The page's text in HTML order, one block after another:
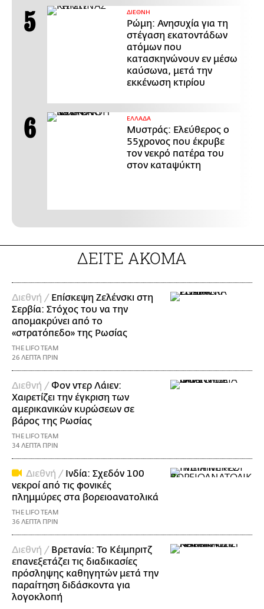
ΔΙΕΘΝΗ
Ρώμη: Ανησυχία για τη
στέγαση εκατοντάδων
ατόμων που
κατασκηνώνουν εν μέσω
καύσωνα, μετά την
εκκένωση κτιρίου
ΕΛΛΑΔΑ
Μυστράς: Ελεύθερος ο
55χρονος που έκρυβε
τον νεκρό πατέρα του
στον καταψύκτη
ΔΕΙΤΕ ΑΚΟΜΑ
Διεθνή / Επίσκεψη Ζελένσκι στη
Σερβία: Στόχος του να την
απομακρύνει από το
«στρατόπεδο» της Ρωσίας
THE LIFO TEAM
26 ΛΕΠΤΑ ΠΡΙΝ
Διεθνή /Φον ντερ Λάιεν:
Χαιρετίζει την έγκριση των
αμερικανικών κυρώσεων σε
βάρος της Ρωσίας
THE LIFO TEAM
34 ΛΕΠΤΑ ΠΡΙΝ
Διεθνή / Ινδία: Σχεδόν 100
νεκροί από τις φονικές
πλημμύρες στα βορειοανατολικά
THE LIFO TEAM
36 ΛΕΠΤΑ ΠΡΙΝ
Διεθνή / Βρετανία: Το Κέιμπριτζ
επανεξετάζει τις διαδικασίες
πρόσληψης καθηγητών μετά την
παραίτηση διδάσκοντα για
λογοκλοπή